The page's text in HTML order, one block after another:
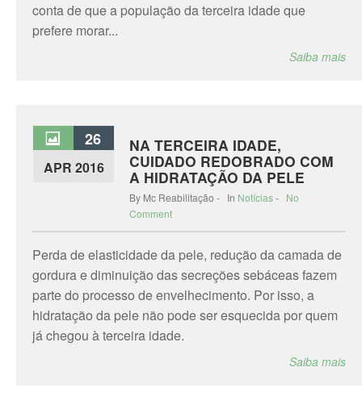
conta de que a população da terceira idade que
prefere morar...
Saiba mais
26
APR 2016
NA TERCEIRA IDADE,
CUIDADO REDOBRADO COM
A HIDRATAÇÃO DA PELE
By Mc Reabilitação - In Notícias- No
Comment
Perda de elasticidade da pele, redução da camada de
gordura e diminuição das secreções sebáceas fazem
parte do processo de envelhecimento. Por isso, a
hidratação da pele não pode ser esquecida por quem
já chegou à terceira idade.
Saiba mais